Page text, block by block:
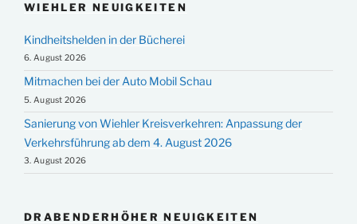
WIEHLER NEUIGKEITEN
Kindheitshelden in der Bücherei
6. August 2026
Mitmachen bei der Auto Mobil Schau
5. August 2026
Sanierung von Wiehler Kreisverkehren: Anpassung der
Verkehrsführung ab dem 4. August 2026
3. August 2026
DRABENDERHÖHER NEUIGKEITEN